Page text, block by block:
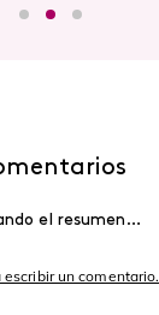
el resumen…
un comentario.